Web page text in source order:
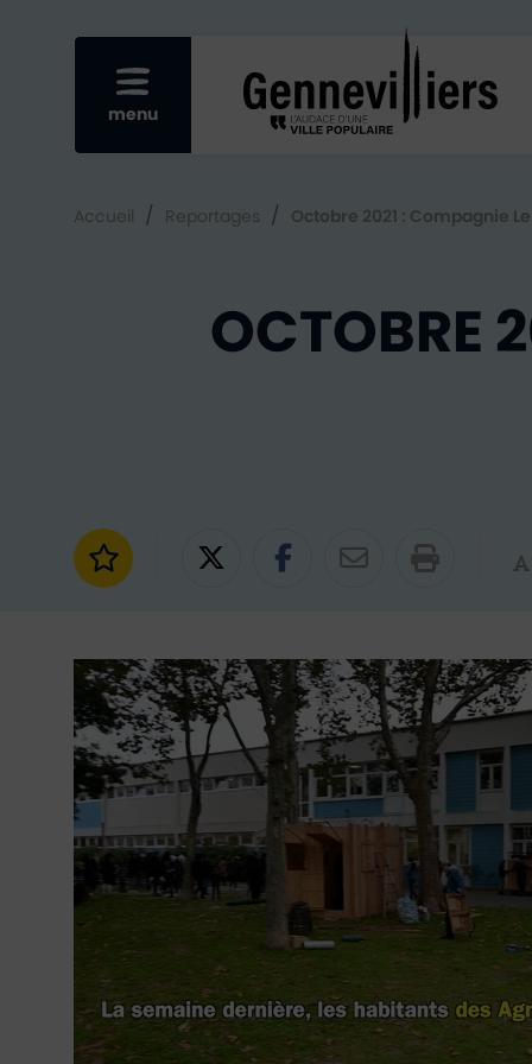
Afficher le menu mobile
menu
Accueil / Reportages / Octobre 2021 : Compagnie
OCTOBRE
Ajouter aux favoris
Partager sur Twitter
Partager sur
Partager